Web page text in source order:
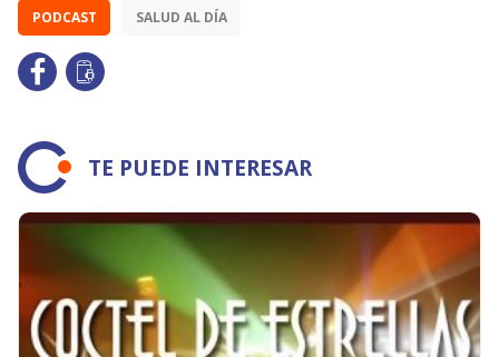
PODCAST SALUD AL DÍA
TE PUEDE INTERESAR